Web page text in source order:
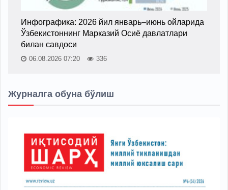
Инфографика: 2026 йил январь–июнь ойларида
Ўзбекистоннинг Марказий Осиё давлатлари
билан савдоси
06.08.2026 07:20 336
Журналга обуна бўлиш